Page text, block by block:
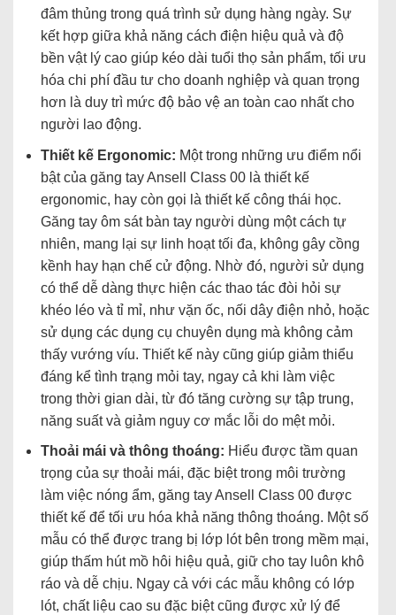
đâm thủng trong quá trình sử dụng hàng ngày. Sự
kết hợp giữa khả năng cách điện hiệu quả và độ
bền vật lý cao giúp kéo dài tuổi thọ sản phẩm, tối ưu
hóa chi phí đầu tư cho doanh nghiệp và quan trọng
hơn là duy trì mức độ bảo vệ an toàn cao nhất cho
người lao động.
Thiết kế Ergonomic: Một trong những ưu điểm nổi
bật của găng tay Ansell Class 00 là thiết kế
ergonomic, hay còn gọi là thiết kế công thái học.
Găng tay ôm sát bàn tay người dùng một cách tự
nhiên, mang lại sự linh hoạt tối đa, không gây cồng
kềnh hay hạn chế cử động. Nhờ đó, người sử dụng
có thể dễ dàng thực hiện các thao tác đòi hỏi sự
khéo léo và tỉ mỉ, như vặn ốc, nối dây điện nhỏ, hoặc
sử dụng các dụng cụ chuyên dụng mà không cảm
thấy vướng víu. Thiết kế này cũng giúp giảm thiểu
đáng kể tình trạng mỏi tay, ngay cả khi làm việc
trong thời gian dài, từ đó tăng cường sự tập trung,
năng suất và giảm nguy cơ mắc lỗi do mệt mỏi.
Thoải mái và thông thoáng: Hiểu được tầm quan
trọng của sự thoải mái, đặc biệt trong môi trường
làm việc nóng ẩm, găng tay Ansell Class 00 được
thiết kế để tối ưu hóa khả năng thông thoáng. Một số
mẫu có thể được trang bị lớp lót bên trong mềm mại,
giúp thấm hút mồ hôi hiệu quả, giữ cho tay luôn khô
ráo và dễ chịu. Ngay cả với các mẫu không có lớp
lót, chất liệu cao su đặc biệt cũng được xử lý để